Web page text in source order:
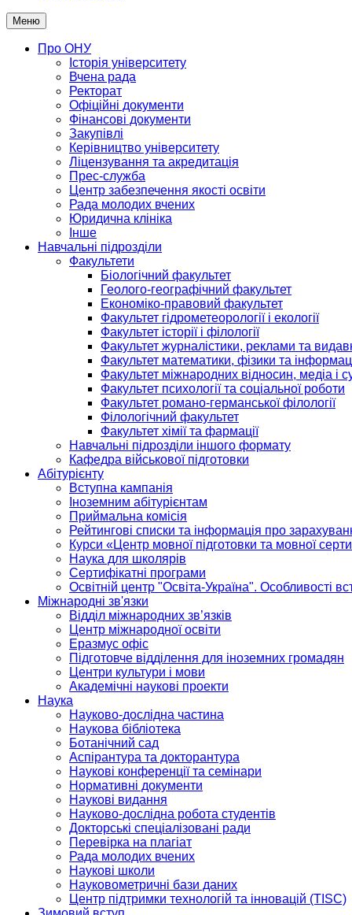
Меню
Про ОНУ
Історія університету
Вчена рада
Ректорат
Офіційні документи
Фінансові документи
Закупівлі
Керівництво університету
Ліцензування та акредитація
Прес-служба
Центр забезпечення якості освіти
Рада молодих вчених
Юридична клініка
Інше
Навчальні підрозділи
Факультети
Біологічний факультет
Геолого-географічний факультет
Економіко-правовий факультет
Факультет гідрометеорології і екології
Факультет історії і філології
Факультет журналістики, реклами та
Факультет математики, фізики та
Факультет міжнародних відносин, медіа і
Факультет психології та соціальної роботи
Факультет романо-германської філології
Філологічний факультет
Факультет хімії та фармації
Навчальні підрозділи іншого формату
Кафедра військової підготовки
Абітурієнту
Вступна кампанія
Іноземним абітурієнтам
Приймальна комісія
Рейтингові списки та інформація про
Курси «Центр мовної підготовки та мовної
Наука для школярів
Сертифікатні програми
Освітній центр "Освіта-Україна". Особливості
Міжнародні зв'язки
Відділ міжнародних зв’язків
Центр міжнародної освіти
Еразмус офіс
Підготовче відділення для іноземних громадян
Центри культури і мови
Академічні наукові проекти
Наука
Науково-дослідна частина
Наукова бібліотека
Ботанічний сад
Аспірантура та докторантура
Наукові конференції та семінари
Нормативні документи
Наукові видання
Науково-дослідна робота студентів
Докторські спеціалізовані ради
Перевірка на плагіат
Рада молодих вчених
Наукові школи
Науковометричні бази даних
Центр підтримки технологій та інновацій (TISC)